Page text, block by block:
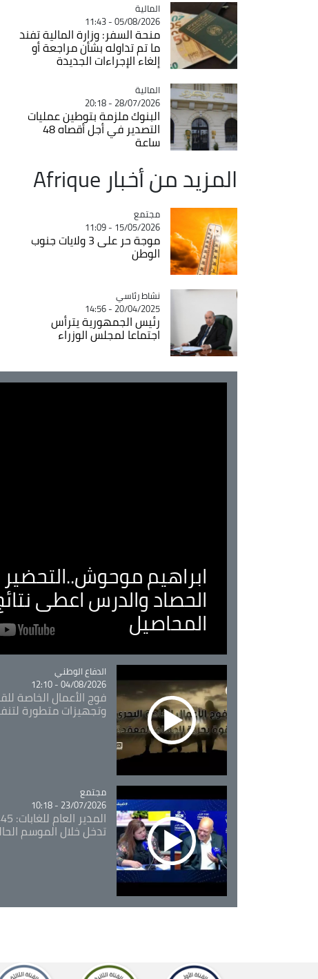
Catégorie
المالية
05/08/2026 - 11:43
منحة السفر: وزارة المالية تفند
ما تم تداوله بشأن مراجعة أو
إلغاء الإجراءات الجديدة
Catégorie
المالية
28/07/2026 - 20:18
البنوك ملزمة بتوطين عمليات
التصدير في أجل أقصاه 48
ساعة
المزيد من أخبار Afrique
Catégorie
مجتمع
15/05/2026 - 11:09
موجة حر على 3 ولايات جنوب
الوطن
Catégorie
نشاط رئاسي
20/04/2025 - 14:56
رئيس الجمهورية يترأس
اجتماعا لمجلس الوزراء
ابراهيم موحوش..التحضير
الحصاد والدرس اعطى
المحاصيل
Catégorie
الدفاع الوطني
04/08/2026 - 12:10
فوج الأعمال الخاصة
وتجهيزات متطورة
Catégorie
مجتمع
23/07/2026 - 10:18
تدخل خلال الموسم